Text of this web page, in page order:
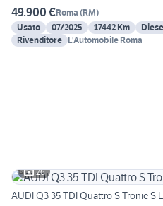
49.900 €Roma (RM)
Usato
07/2025 17442 Km
Rivenditore L'Automobile Roma
26
AUDI Q3 35 TDI Quattro S Tronic S